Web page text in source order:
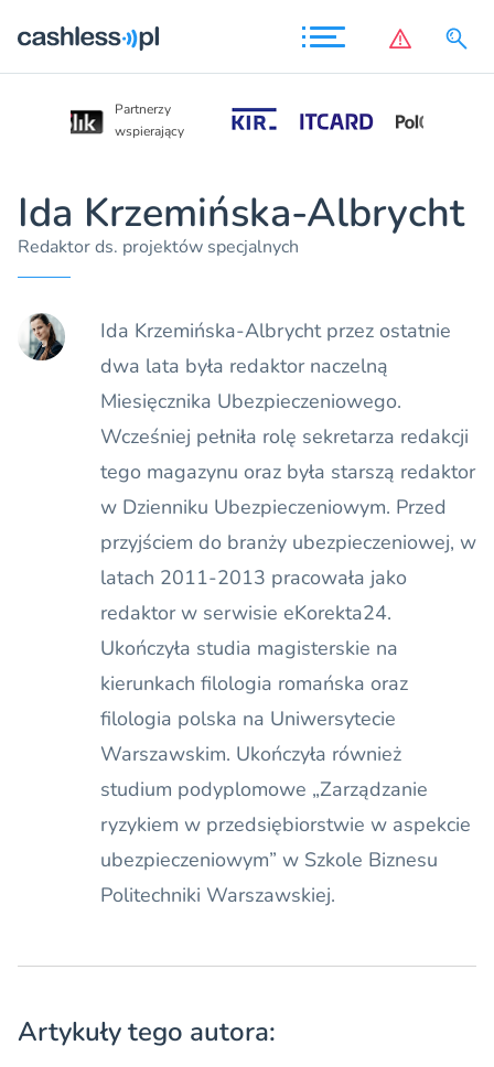
Partnerzy
wspierający
Ida Krzemińska-Albrycht
Redaktor ds. projektów specjalnych
Ida Krzemińska-Albrycht przez ostatnie
dwa lata była redaktor naczelną
Miesięcznika Ubezpieczeniowego.
Wcześniej pełniła rolę sekretarza redakcji
tego magazynu oraz była starszą redaktor
w Dzienniku Ubezpieczeniowym. Przed
przyjściem do branży ubezpieczeniowej, w
latach 2011-2013 pracowała jako
redaktor w serwisie eKorekta24.
Ukończyła studia magisterskie na
kierunkach filologia romańska oraz
filologia polska na Uniwersytecie
Warszawskim. Ukończyła również
studium podyplomowe „Zarządzanie
ryzykiem w przedsiębiorstwie w aspekcie
ubezpieczeniowym” w Szkole Biznesu
Politechniki Warszawskiej.
Artykuły tego autora: